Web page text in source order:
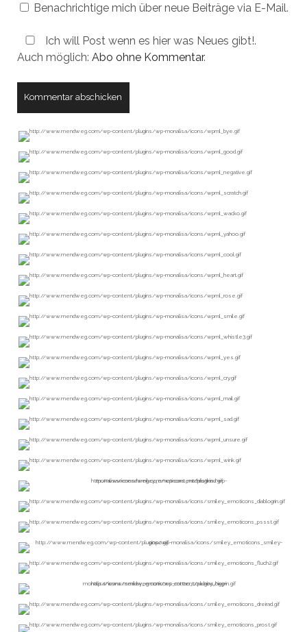
Benachrichtige mich über neue Beiträge via E-Mail.
Ich will Post wenn es hier was Neues gibt!.
Auch möglich: Abo ohne Kommentar.